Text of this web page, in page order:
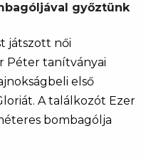
győztünk
játszott női
Péter tanítványai
első
A találkozót Ezer
bombagólja